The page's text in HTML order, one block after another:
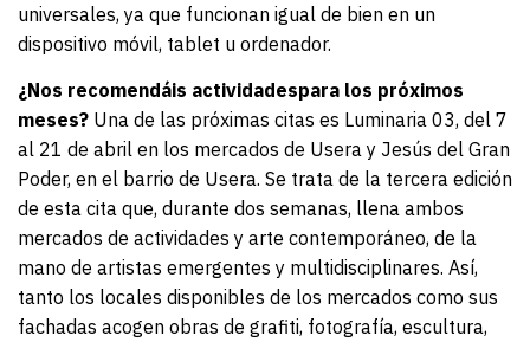
universales, ya que funcionan igual de bien en un
dispositivo móvil, tablet u ordenador.
¿Nos recomendáis actividadespara los próximos
meses? Una de las próximas citas es Luminaria 03, del 7
al 21 de abril en los mercados de Usera y Jesús del Gran
Poder, en el barrio de Usera. Se trata de la tercera edición
de esta cita que, durante dos semanas, llena ambos
mercados de actividades y arte contemporáneo, de la
mano de artistas emergentes y multidisciplinares. Así,
tanto los locales disponibles de los mercados como sus
fachadas acogen obras de grafiti, fotografía, escultura,